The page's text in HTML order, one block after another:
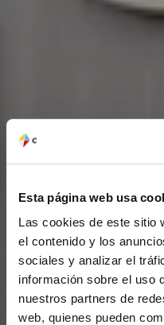
Esta página web usa
Las cookies de este sitio
el contenido y los
sociales y analizar el
información sobre el uso
nuestros partners de
web, quienes pueden